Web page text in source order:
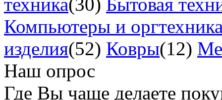
Компьютеры и
изделия(52) Ковры(12)
Наш опрос
Где Вы чаще делаете